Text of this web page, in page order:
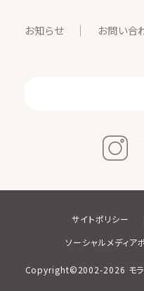
お知らせ お問い合
Copyright©2002-2026 モ
サイトポリシー
ソーシャルメディア